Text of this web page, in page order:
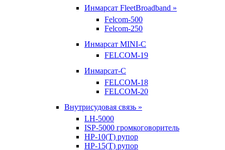
Инмарсат FleetBroadband »
Felcom-500
Felcom-250
Инмарсат MINI-C
FELCOM-19
Инмарсат-С
FELCOM-18
FELCOM-20
Внутрисудовая связь »
LH-5000
ISP-5000 громкоговоритель
HP-10(T) рупор
HP-15(T) рупор